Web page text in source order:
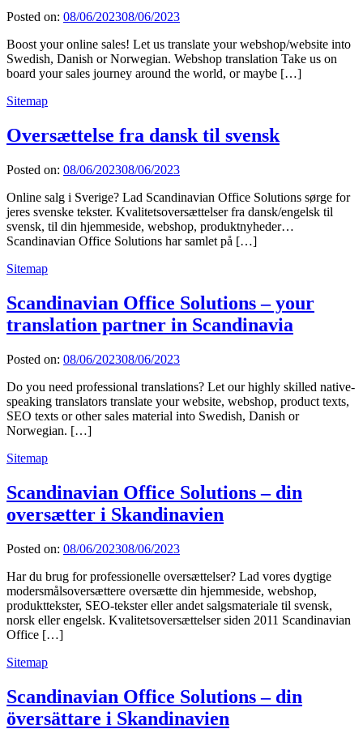
Posted on: 08/06/202308/06/2023
Boost your online sales! Let us translate your webshop/website into
Swedish, Danish or Norwegian. Webshop translation Take us on
board your sales journey around the world, or maybe […]
Sitemap
Oversættelse fra dansk til svensk
Posted on: 08/06/202308/06/2023
Online salg i Sverige? Lad Scandinavian Office Solutions sørge for
jeres svenske tekster. Kvalitetsoversættelser fra dansk/engelsk til
svensk, til din hjemmeside, webshop, produktnyheder…
Scandinavian Office Solutions har samlet på […]
Sitemap
Scandinavian Office Solutions – your
translation partner in Scandinavia
Posted on: 08/06/202308/06/2023
Do you need professional translations? Let our highly skilled native-
speaking translators translate your website, webshop, product texts,
SEO texts or other sales material into Swedish, Danish or
Norwegian. […]
Sitemap
Scandinavian Office Solutions – din
oversætter i Skandinavien
Posted on: 08/06/202308/06/2023
Har du brug for professionelle oversættelser? Lad vores dygtige
modersmålsoversættere oversætte din hjemmeside, webshop,
produkttekster, SEO-tekster eller andet salgsmateriale til svensk,
norsk eller engelsk. Kvalitetsoversættelser siden 2011 Scandinavian
Office […]
Sitemap
Scandinavian Office Solutions – din
översättare i Skandinavien